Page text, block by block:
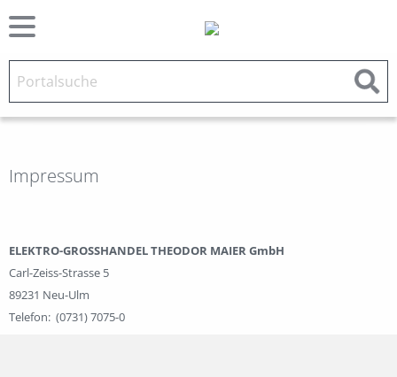
Impressum
ELEKTRO-GROSSHANDEL THEODOR MAIER GmbH
Carl-Zeiss-Strasse 5
89231 Neu-Ulm
Telefon: (0731) 7075-0